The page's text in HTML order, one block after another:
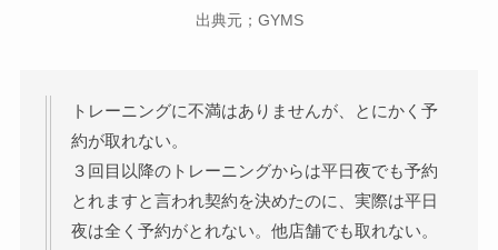
出典元；GYMS
トレーニングに不満はありませんが、とにかく予
約が取れない。
３回目以降のトレーニングからは平日夜でも予約
とれますと言われ契約を決めたのに、実際は平日
夜は全く予約がとれない。他店舗でも取れない。